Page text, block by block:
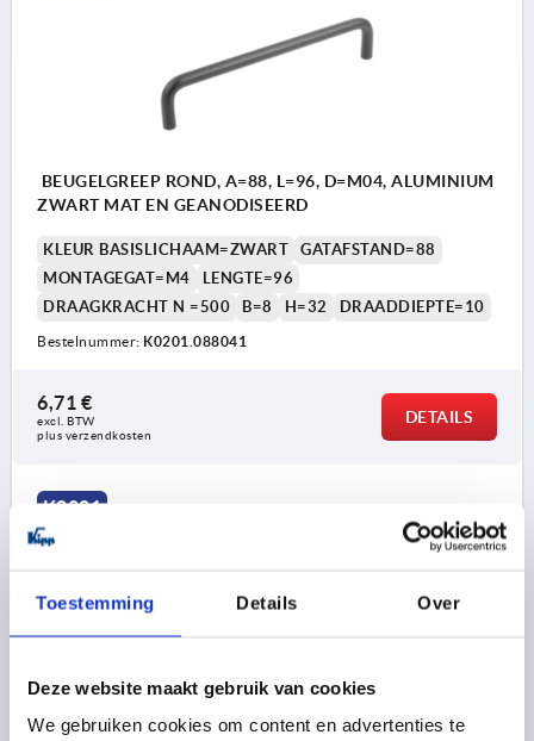
Toestemming Details Over
Deze website maakt gebruik van cookies
We gebruiken cookies om content en advertenties te
BEUGELGREEP ROND, A=88, L=96, D=M04, ALUMINIUM
ZWART MAT EN GEANODISEERD
KLEUR BASISLICHAAM=ZWART
GATAFSTAND=88
MONTAGEGAT=M4
LENGTE=96
DRAAGKRACHT N =500
B=8 H=32 DRAADDIEPTE=10
Bestelnummer: K0201.088041
6,71 €
excl. BTW
plus verzendkosten
DETAILS
K0201
ALUMINIUM ZWART MAT EN GEANODISEERD